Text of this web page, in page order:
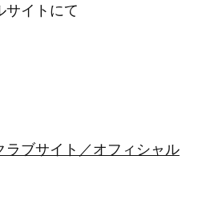
サイトにて
ラブサイト／オフィシャル